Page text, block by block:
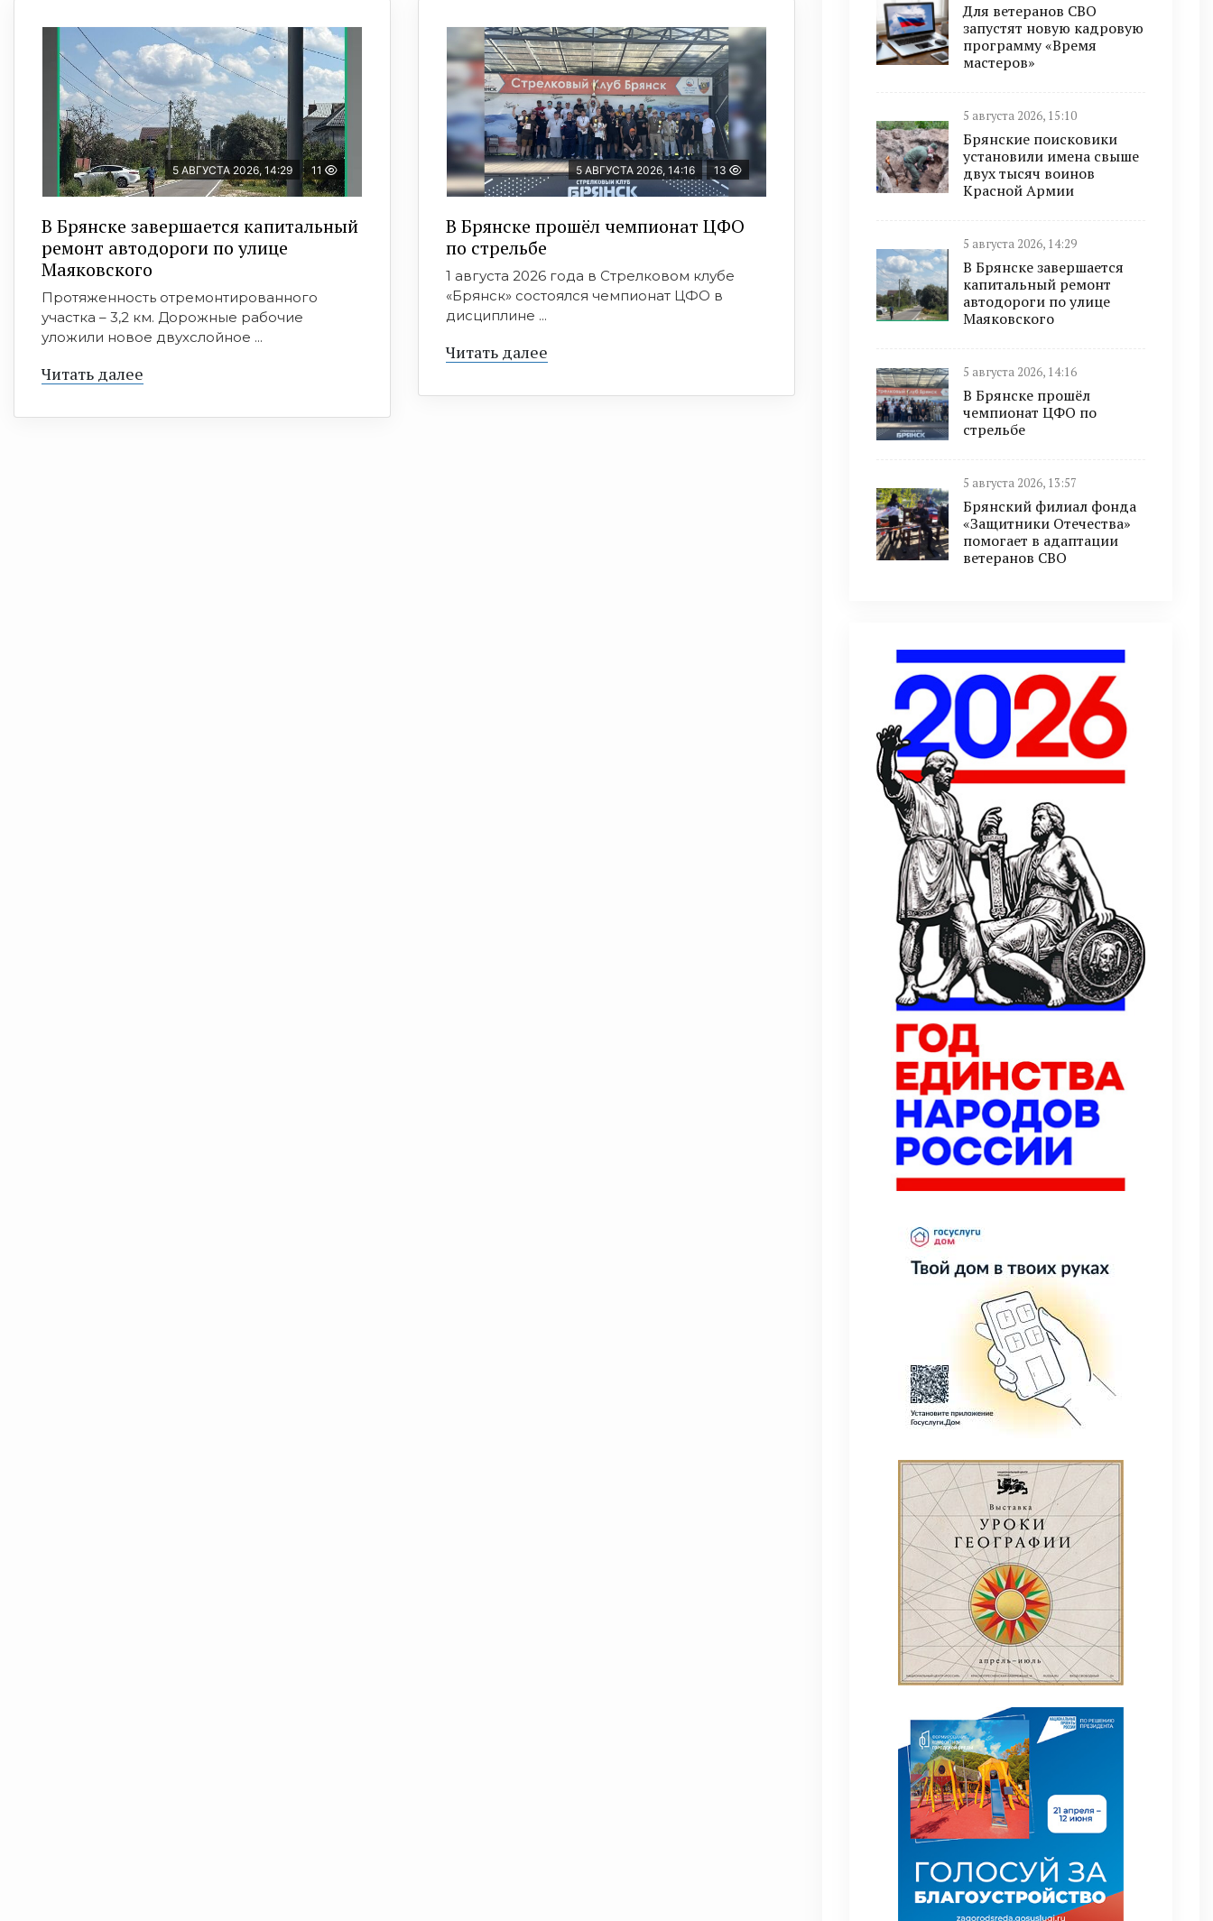
5 АВГУСТА 2026, 14:29 11
В Брянске завершается капитальный
ремонт автодороги по улице
Маяковского
Протяженность отремонтированного
участка – 3,2 км. Дорожные рабочие
уложили новое двухслойное ...
Читать далее
5 АВГУСТА 2026, 14:16 13
В Брянске прошёл чемпионат ЦФО
по стрельбе
1 августа 2026 года в Стрелковом клубе
«Брянск» состоялся чемпионат ЦФО в
дисциплине ...
Читать далее
Для ветеранов СВО
запустят новую кадровую
программу «Время
мастеров»
5 августа 2026, 15:10
Брянские поисковики
установили имена свыше
двух тысяч воинов
Красной Армии
5 августа 2026, 14:29
В Брянске завершается
капитальный ремонт
автодороги по улице
Маяковского
5 августа 2026, 14:16
В Брянске прошёл
чемпионат ЦФО по
стрельбе
5 августа 2026, 13:57
Брянский филиал фонда
«Защитники Отечества»
помогает в адаптации
ветеранов СВО